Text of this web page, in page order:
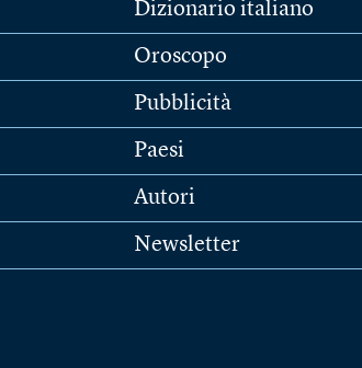
Dizionario italiano
Oroscopo
Pubblicità
Paesi
Autori
Newsletter